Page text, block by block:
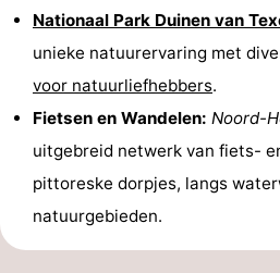
Nationaal Park Duinen van
unieke natuurervaring met
voor natuurliefhebbers.
Fietsen en Wandelen: Noord-
uitgebreid netwerk van fiets-
pittoreske dorpjes, langs
natuurgebieden.